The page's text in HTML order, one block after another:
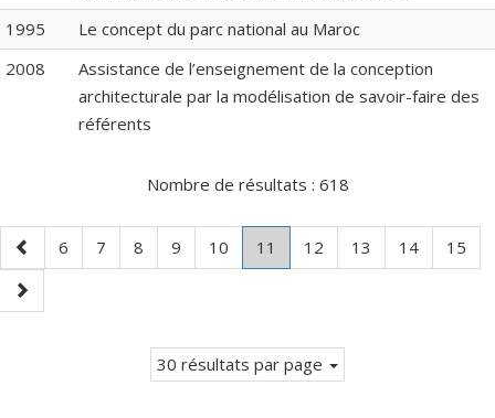
1995
Le concept du parc national au Maroc
2008
Assistance de l’enseignement de la conception
architecturale par la modélisation de savoir-faire des
référents
Nombre de résultats : 618
Page
précédente
Page
6 Page
7 Page
8 Page
9 Page
10 Page
11
Page
Page
12 Page
13 Page
14 Page
15
Page
suivante
30 résultats par page